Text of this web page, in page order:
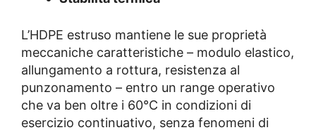
L’HDPE estruso mantiene le sue proprietà
meccaniche caratteristiche – modulo elastico,
allungamento a rottura, resistenza al
punzonamento – entro un range operativo
che va ben oltre i 60°C in condizioni di
esercizio continuativo, senza fenomeni di